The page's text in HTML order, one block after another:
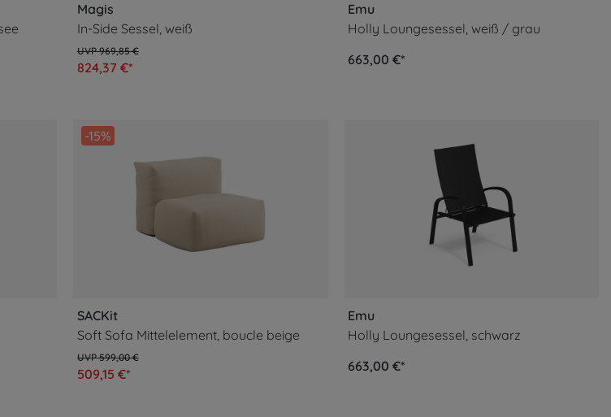
Magis
In-Side Sessel, weiß
824,37 €*
969,85 €
Emu
Holly Loungesessel, weiß / grau
663,00 €*
-15%
SACKit
Soft Sofa Mittelelement, boucle beige
509,15 €*
599,00 €
Emu
Holly Loungesessel, schwarz
663,00 €*